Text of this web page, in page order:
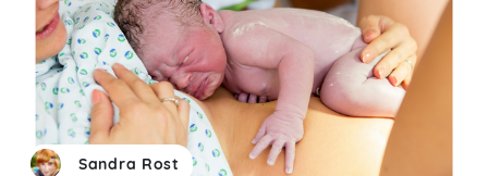
Sandra Rost